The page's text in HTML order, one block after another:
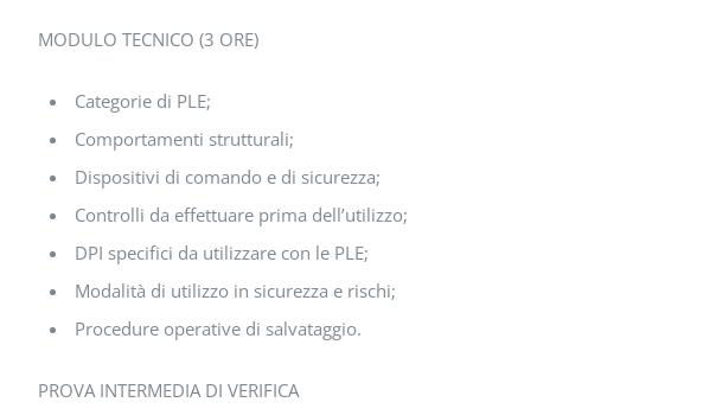
MODULO TECNICO (3 ORE)
Categorie di PLE;
Comportamenti strutturali;
Dispositivi di comando e di sicurezza;
Controlli da effettuare prima dell’utilizzo;
DPI specifici da utilizzare con le PLE;
Modalità di utilizzo in sicurezza e rischi;
Procedure operative di salvataggio.
PROVA INTERMEDIA DI VERIFICA